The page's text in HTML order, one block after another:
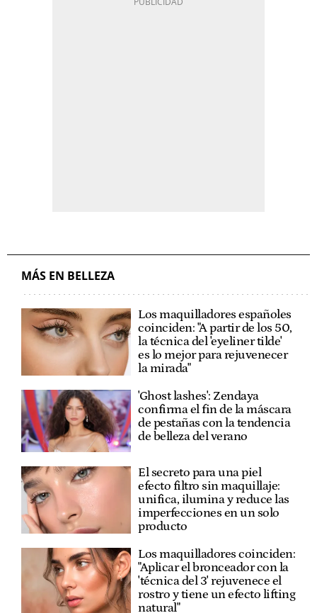
MÁS EN BELLEZA
Los maquilladores españoles
coinciden: "A partir de los 50,
la técnica del 'eyeliner tilde'
es lo mejor para rejuvenecer
la mirada"
'Ghost lashes': Zendaya
confirma el fin de la máscara
de pestañas con la tendencia
de belleza del verano
El secreto para una piel
efecto filtro sin maquillaje:
unifica, ilumina y reduce las
imperfecciones en un solo
producto
Los maquilladores coinciden:
"Aplicar el bronceador con la
'técnica del 3' rejuvenece el
rostro y tiene un efecto lifting
natural"